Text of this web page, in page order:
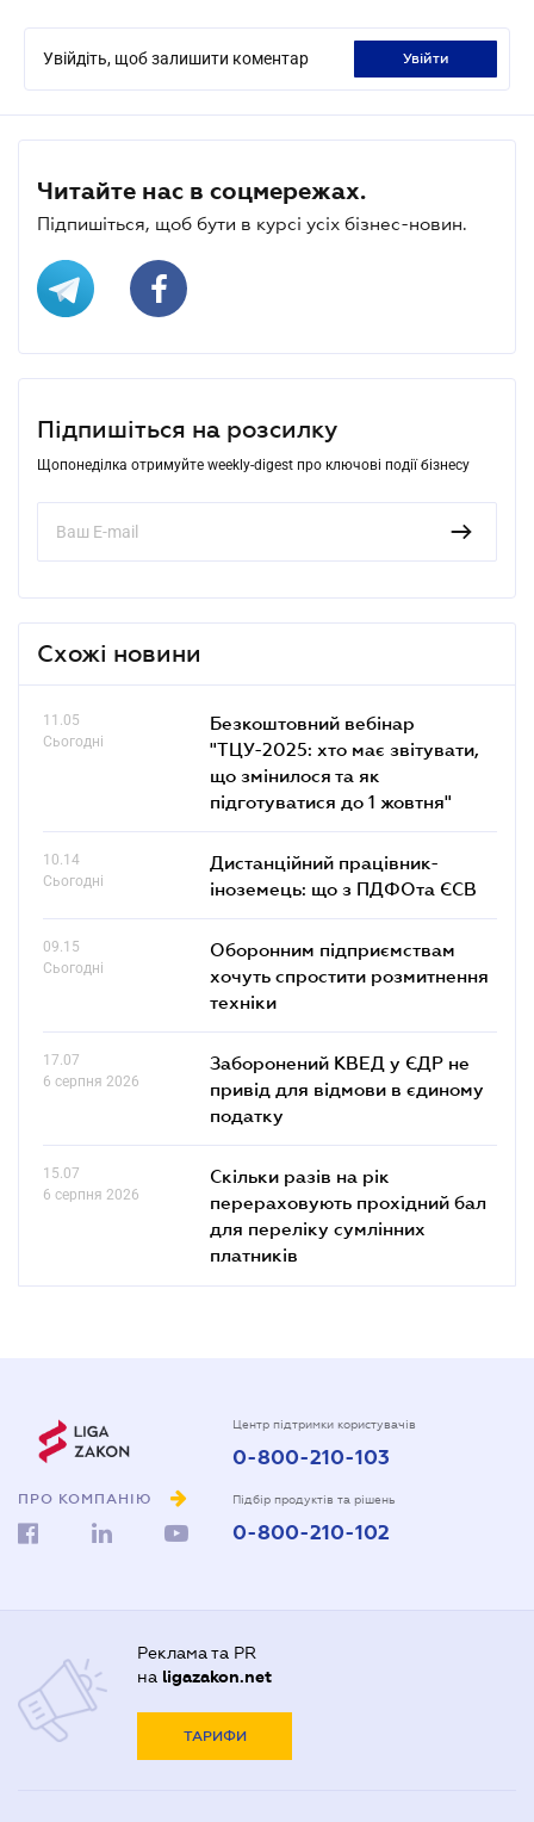
Увійдіть, щоб залишити коментар увійти
Читайте нас в соцмережах.
Підпишіться, щоб бути в курсі усіх бізнес-новин.
Підпишіться на розсилку
Щопонеділка отримуйте weekly-digest про ключові події бізнесу
Схожі новини
11.05
Сьогодні
Безкоштовний вебінар
"ТЦУ-2025: хто має звітувати,
що змінилося та як
підготуватися до 1 жовтня"
10.14
Сьогодні
Дистанційний працівник-
іноземець: що з ПДФОта ЄСВ
09.15
Сьогодні
Оборонним підприємствам
хочуть спростити розмитнення
техніки
17.07
6 серпня 2026
Заборонений КВЕД у ЄДР не
привід для відмови в єдиному
податку
15.07
6 серпня 2026
Скільки разів на рік
перераховують прохідний бал
для переліку сумлінних
платників
ПРО КОМПАНІЮ
Центр підтримки користувачів
0-800-210-103
Підбір продуктів та рішень
0-800-210-102
Реклама та PR
на ligazakon.net
ТАРИФИ